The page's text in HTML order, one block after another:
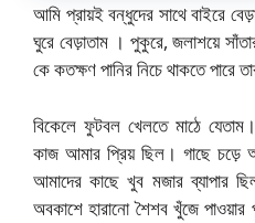
আমি প্রায়ই বন্ধুদের সাথে বাইরে
ঘুরে বেড়াতাম । পুকুরে, জলাশয়ে
কে কতক্ষণ পানির নিচে থাকতে পারে
বিকেলে ফুটবল খেলতে মাঠে
কাজ আমার প্রিয় ছিল। গাছে চড়ে
আমাদের কাছে খুব মজার
অবকাশে হারানাে শৈশব খুঁজে